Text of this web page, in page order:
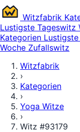
Witzfabrik
Lustigste Tageswitz
Kategorien
Woche Zufallswitz
Witzfabrik
›
Kategorien
›
Yoga Witze
›
Witz #93179